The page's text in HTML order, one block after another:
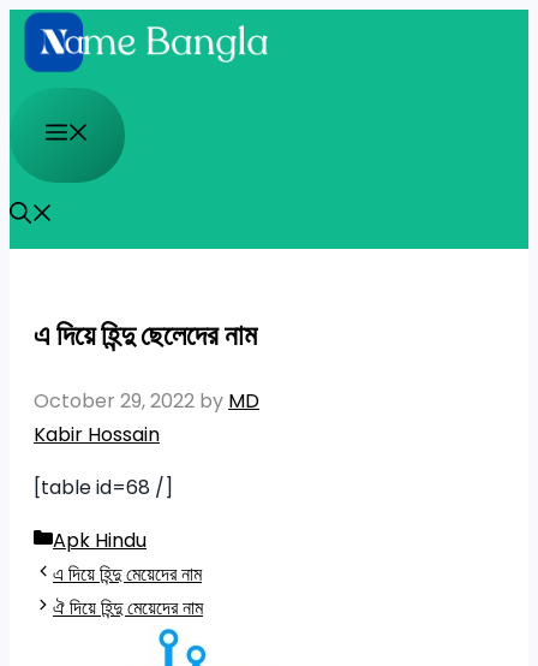
Skip
to
content
Menu
এ দিয়ে হিন্দু ছেলেদের নাম
October 29, 2022 by MD
Kabir Hossain
[table id=68 /]
Categories
Apk Hindu
এ দিয়ে হিন্দু মেয়েদের নাম
ঐ দিয়ে হিন্দু মেয়েদের নাম